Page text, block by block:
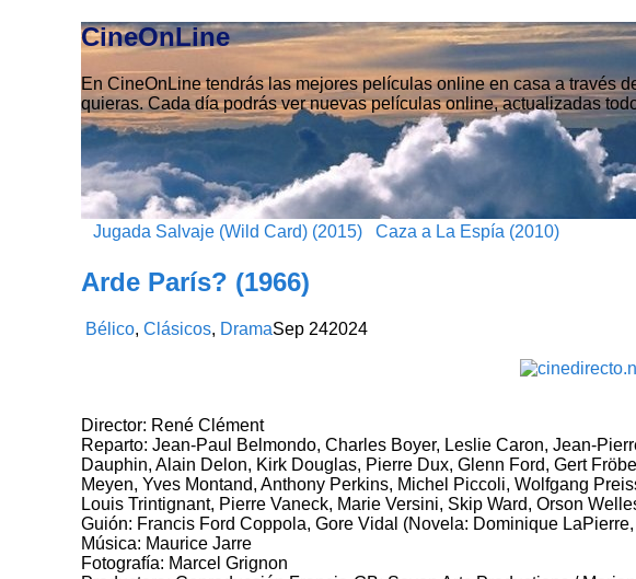
CineOnLine
En CineOnLine tendrás las mejores películas online en casa a través
quieras. Cada día podrás ver nuevas películas online, actualizadas
Jugada Salvaje (Wild Card) (2015) Caza a La Espía (2010)
Arde París? (1966)
Bélico,Clásicos, DramaSep 242024
Director: René Clément
Reparto: Jean-Paul Belmondo, Charles Boyer, Leslie Caron, Jean-
Dauphin, Alain Delon, Kirk Douglas, Pierre Dux, Glenn Ford, Gert
Meyen, Yves Montand, Anthony Perkins, Michel Piccoli, Wolfgang
Louis Trintignant, Pierre Vaneck, Marie Versini, Skip Ward, Orson
Guión: Francis Ford Coppola, Gore Vidal (Novela: Dominique
Música: Maurice Jarre
Fotografía: Marcel Grignon